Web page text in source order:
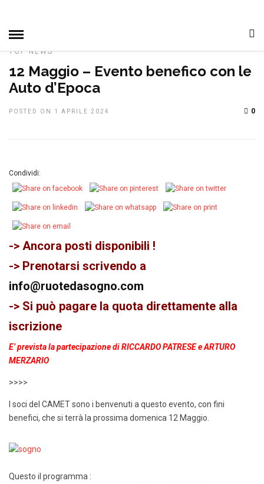
EVENTI E MANIFESTAZIONI
TOP NEWS
12 Maggio – Evento benefico con le
Auto d’Epoca
POSTED ON 1 APRILE 2024 0
Condividi:
-> Ancora posti disponibili !
-> Prenotarsi scrivendo a
info@ruotedasogno.com
-> Si può pagare la quota direttamente alla
iscrizione
E’ prevista la partecipazione di RICCARDO PATRESE e ARTURO
MERZARIO
>>>>
I soci del CAMET sono i benvenuti a questo evento, con fini
benefici, che si terrà la prossima domenica 12 Maggio.
Questo il programma :